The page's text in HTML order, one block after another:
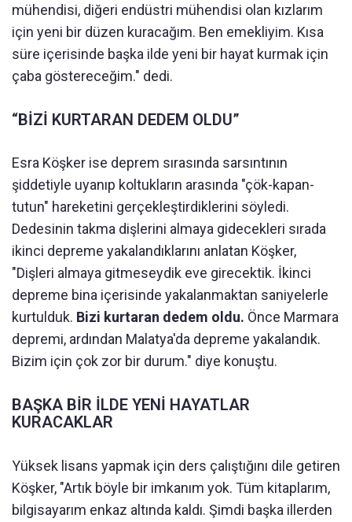
mühendisi, diğeri endüstri mühendisi olan kızlarım
için yeni bir düzen kuracağım. Ben emekliyim. Kısa
süre içerisinde başka ilde yeni bir hayat kurmak için
çaba göstereceğim." dedi.
“BİZİ KURTARAN DEDEM OLDU”
Esra Köşker ise deprem sırasında sarsıntının
şiddetiyle uyanıp koltukların arasında "çök-kapan-
tutun" hareketini gerçekleştirdiklerini söyledi.
Dedesinin takma dişlerini almaya gidecekleri sırada
ikinci depreme yakalandıklarını anlatan Köşker,
"Dişleri almaya gitmeseydik eve girecektik. İkinci
depreme bina içerisinde yakalanmaktan saniyelerle
kurtulduk. Bizi kurtaran dedem oldu. Önce Marmara
depremi, ardından Malatya'da depreme yakalandık.
Bizim için çok zor bir durum." diye konuştu.
BAŞKA BİR İLDE YENİ HAYATLAR
KURACAKLAR
Yüksek lisans yapmak için ders çalıştığını dile getiren
Köşker, "Artık böyle bir imkanım yok. Tüm kitaplarım,
bilgisayarım enkaz altında kaldı. Şimdi başka illerden